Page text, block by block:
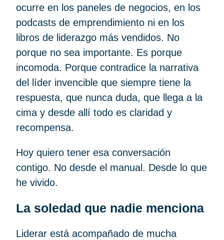
ocurre en los paneles de negocios, en los
podcasts de emprendimiento ni en los
libros de liderazgo más vendidos. No
porque no sea importante. Es porque
incomoda. Porque contradice la narrativa
del líder invencible que siempre tiene la
respuesta, que nunca duda, que llega a la
cima y desde allí todo es claridad y
recompensa.
Hoy quiero tener esa conversación
contigo. No desde el manual. Desde lo que
he vivido.
La soledad que nadie menciona
Liderar está acompañado de mucha